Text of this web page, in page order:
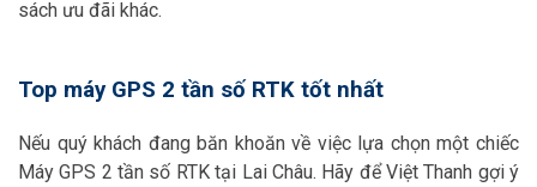
sách ưu đãi khác.
Top máy GPS 2 tần số RTK tốt nhất
Nếu quý khách đang băn khoăn về việc lựa chọn một chiếc
Máy GPS 2 tần số RTK tại Lai Châu. Hãy để Việt Thanh gợi ý